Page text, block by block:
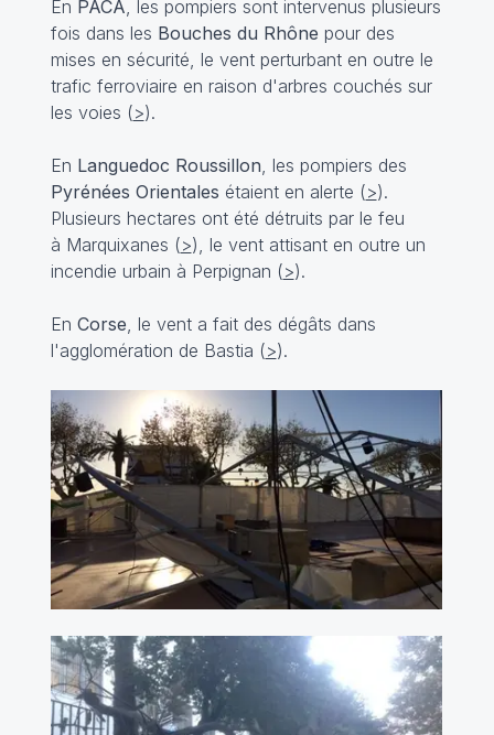
En PACA , les pompiers sont intervenus plusieurs
fois dans les Bouches du Rhône pour des
mises en sécurité, le vent perturbant en outre le
trafic ferroviaire en raison d'arbres couchés sur
les voies (>).
En Languedoc Roussillon , les pompiers des
Pyrénées Orientales étaient en alerte (>).
Plusieurs hectares ont été détruits par le feu
à Marquixanes (>), le vent attisant en outre un
incendie urbain à Perpignan (>).
En Corse , le vent a fait des dégâts dans
l'agglomération de Bastia (>).